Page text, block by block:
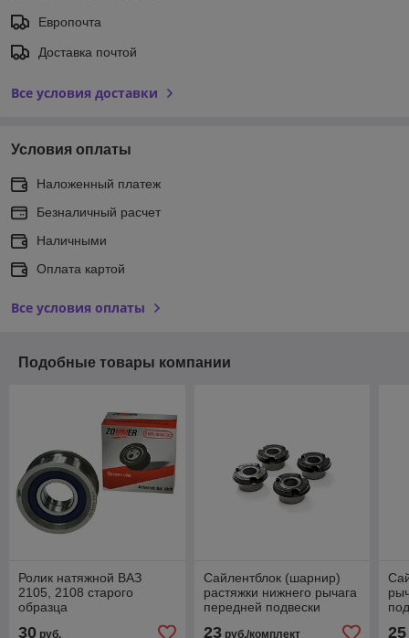
Европочта
Доставка почтой
Все условия доставки
Условия оплаты
Наложенный платеж
Безналичный расчет
Наличными
Оплата картой
Все условия оплаты
Подобные товары компании
Ролик натяжной ВАЗ
2105, 2108 старого
образца
30 руб.
Сайлентблок (шарнир)
растяжки нижнего рычага
передней подвески
23руб./комплект 25